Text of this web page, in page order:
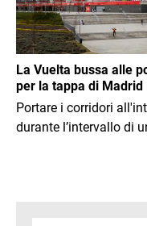
La Vuelta bussa alle
per la tappa di Madrid
Portare i corridori
durante l’intervallo di